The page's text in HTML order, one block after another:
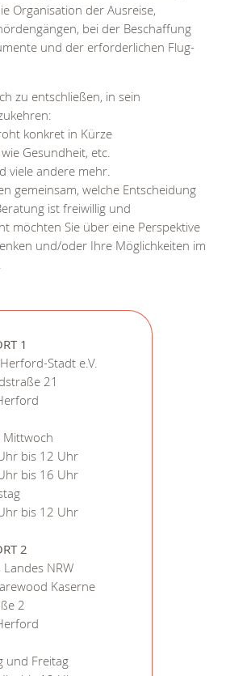
Organisation der Ausreise,
bei der Beschaffung
und der erforderlichen Flug-
zu entschließen, in sein
konkret in Kürze
Gesundheit, etc.
viele andere mehr.
gemeinsam, welche Entscheidung
ist freiwillig und
möchten Sie über eine Perspektive
und/oder Ihre Möglichkeiten im
1
Stadt e.V.
21
Mittwoch
bis 12 Uhr
bis 16 Uhr
bis 12 Uhr
2
Landes NRW
Kaserne
2
und Freitag